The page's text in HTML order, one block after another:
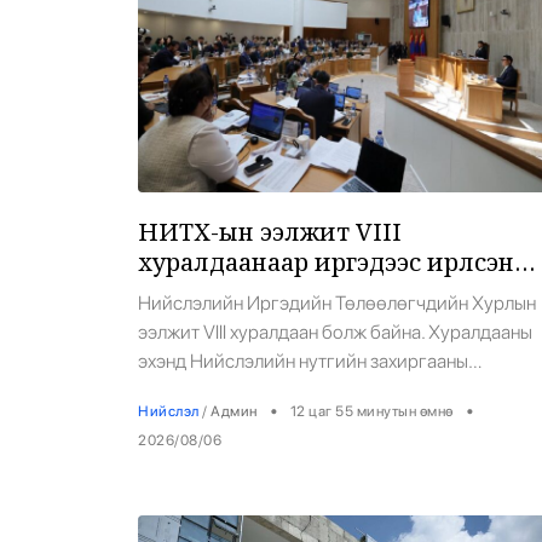
НИТХ-ын ээлжит VIII
хуралдаанаар иргэдээс ирүүлсэн
өргөдөл, гомдлын
шийдвэрлэлтийн тайланг
хэлэлцэж байна
Нийслэлийн Иргэдийн Төлөөлөгчдийн Хурлын
ээлжит VIII хуралдаан болж байна. Хуралдааны
эхэнд Нийслэлийн нутгийн захиргааны
2026 оны эхний хагас жилийн хугацаанд
иргэдээс ирүүлсэн өргөдөл, гомдлын
хөгжил, агаар орчны бохирдлын асуудал
Нийслэл / Админ • 12 цаг 55 минутын өмнө •
2026/08/06